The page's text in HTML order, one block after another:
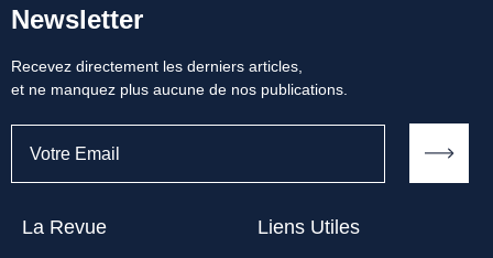
Newsletter
Recevez directement les derniers articles,
et ne manquez plus aucune de nos publications.
La Revue Liens Utiles​